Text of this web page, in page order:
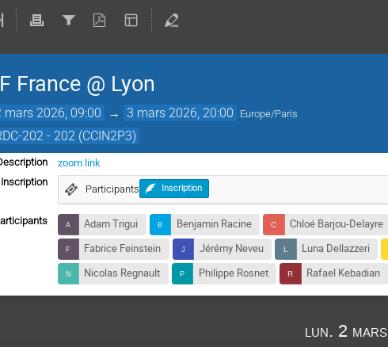
France @ Lyon
mars 2026, 09:00 → 3 mars 2026, 20:00 Europe/Paris
202 - 202 (CCIN2P3)
zoom link
Inscription
Participants Inscription
Adam Trigui Benjamin Racine Chloé Barjou-Delayre
Fabrice Feinstein
Jérémy Neveu Luna Dellazzeri
Nicolas Regnault
Philippe Rosnet Rafael Kebadian
lun. 2 mars